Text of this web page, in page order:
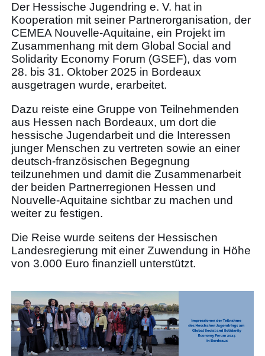
Der Hessische Jugendring e. V. hat in
Kooperation mit seiner Partnerorganisation, der
CEMEA Nouvelle-Aquitaine, ein Projekt im
Zusammenhang mit dem Global Social and
Solidarity Economy Forum (GSEF), das vom
28. bis 31. Oktober 2025 in Bordeaux
ausgetragen wurde, erarbeitet.
Dazu reiste eine Gruppe von Teilnehmenden
aus Hessen nach Bordeaux, um dort die
hessische Jugendarbeit und die Interessen
junger Menschen zu vertreten sowie an einer
deutsch-französischen Begegnung
teilzunehmen und damit die Zusammenarbeit
der beiden Partnerregionen Hessen und
Nouvelle-Aquitaine sichtbar zu machen und
weiter zu festigen.
Die Reise wurde seitens der Hessischen
Landesregierung mit einer Zuwendung in Höhe
von 3.000 Euro finanziell unterstützt.